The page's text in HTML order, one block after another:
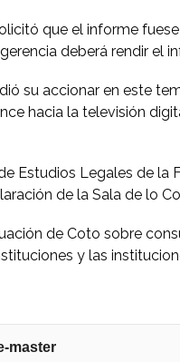
que el informe
deberá rendir el
su accionar en este
hacia la televisión
Estudios Legales de la
de la Sala de lo
de Coto sobre
y las
master